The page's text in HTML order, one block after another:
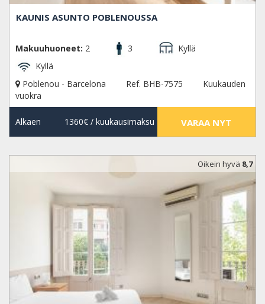
KAUNIS ASUNTO POBLENOUSSA
Makuuhuoneet: 2 3
Kyllä
Kyllä
Poblenou - Barcelona
Ref. BHB-7575
Kuukauden
vuokra
Alkaen 1360€/ kuukausimaksu VARAA NYT
Oikein hyvä 8,7